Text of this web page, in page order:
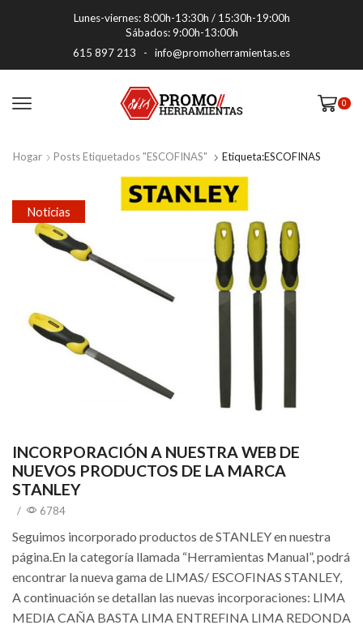
Lunes-viernes: 8:00h-13:30h / 15:30h-19:00h
Sábados: 9:00h-13:00h
615 897 213 - info@promoherramientas.es
0
Hogar Posts Etiquetados "ESCOFINAS" Etiqueta:ESCOFINAS
Noticias
INCORPORACIÓN A NUESTRA WEB DE
NUEVOS PRODUCTOS DE LA MARCA
STANLEY
/ 6784
Seguimos incorporado productos de STANLEY en nuestra
página.En la categoría llamada “Herramientas Manual”, podrá
encontrar la nueva gama de LIMAS/ ESCOFINAS STANLEY,
A continuación se detallan las nuevas incorporaciones: LIMA
MEDIA CAÑA BASTA LIMA ENTREFINA LIMA REDONDA